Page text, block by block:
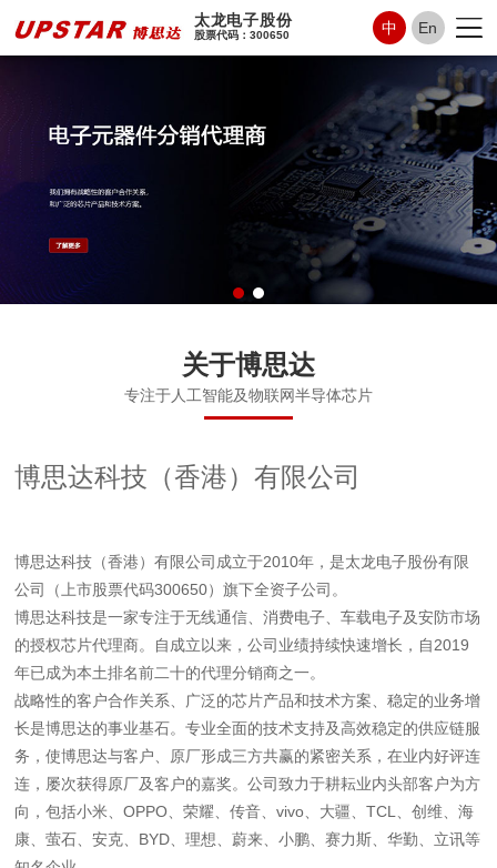
太龙电子股份
股票代码：300650 En
中
关于博思达
专注于人工智能及物联网半导体芯片
博思达科技（香港）有限公司
博思达科技（香港）有限公司成立于2010年，是太龙电子股份有限
公司（上市股票代码300650）旗下全资子公司。
博思达科技是一家专注于无线通信、消费电子、车载电子及安防市场
的授权芯片代理商。自成立以来，公司业绩持续快速增长，自2019
年已成为本土排名前二十的代理分销商之一。
战略性的客户合作关系、广泛的芯片产品和技术方案、稳定的业务增
长是博思达的事业基石。专业全面的技术支持及高效稳定的供应链服
务，使博思达与客户、原厂形成三方共赢的紧密关系，在业内好评连
连，屡次获得原厂及客户的嘉奖。公司致力于耕耘业内头部客户为方
向，包括小米、OPPO、荣耀、传音、vivo、大疆、TCL、创维、海
康、萤石、安克、BYD、理想、蔚来、小鹏、赛力斯、华勤、立讯等